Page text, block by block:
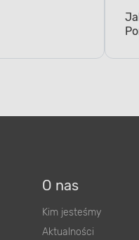
O nas
Kim jesteśmy
Aktualności